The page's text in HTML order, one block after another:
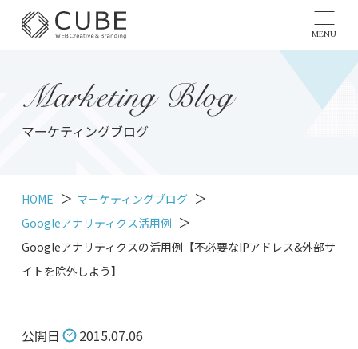
MENU
Marketing Blog
マーケティングブログ
HOME
マーケティングブログ
Googleアナリティクス活用例
Googleアナリティクスの活用例【不必要なIPアドレス&外部サ
イトを除外しよう】
公開日
2015.07.06